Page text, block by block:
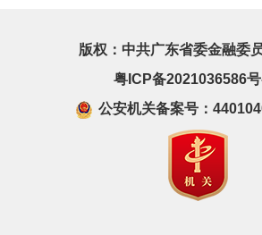
版权：中共广东省委金融委
粤ICP备2021036586
公安机关备案号：